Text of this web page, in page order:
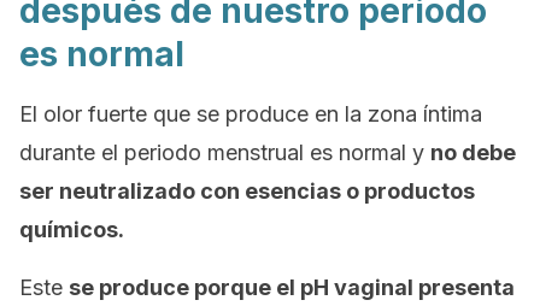
después de nuestro periodo
es normal
El olor fuerte que se produce en la zona íntima
durante el periodo menstrual es normal y no debe
ser neutralizado con esencias o productos
químicos.
Este se produce porque el pH vaginal presenta